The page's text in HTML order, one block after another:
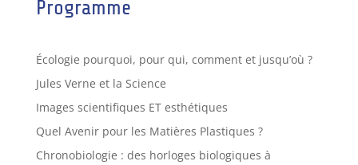
Programme
Écologie pourquoi, pour qui, comment et jusqu’où ?
Jules Verne et la Science
Images scientifiques ET esthétiques
Quel Avenir pour les Matières Plastiques ?
Chronobiologie : des horloges biologiques à